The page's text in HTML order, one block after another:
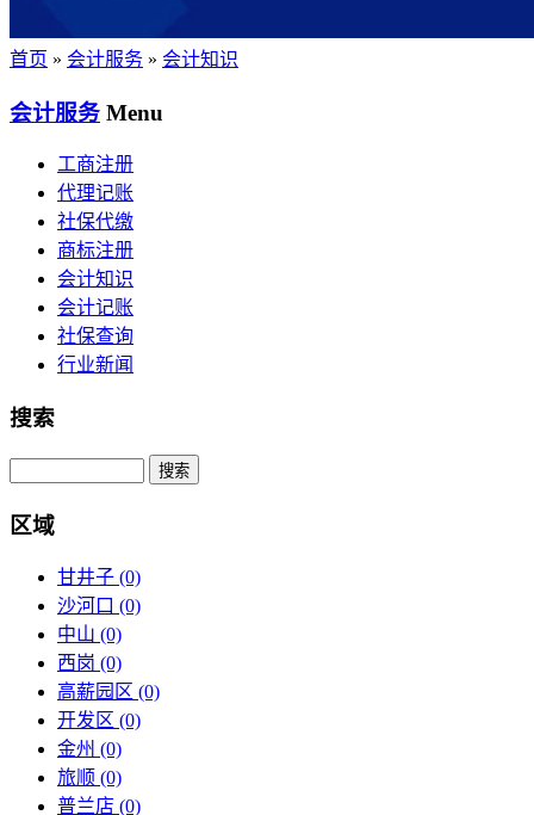
首页 » 会计服务 » 会计知识
会计服务 Menu
工商注册
代理记账
社保代缴
商标注册
会计知识
会计记账
社保查询
行业新闻
搜索
区域
甘井子 (0)
沙河口 (0)
中山 (0)
西岗 (0)
高薪园区 (0)
开发区 (0)
金州 (0)
旅顺 (0)
普兰店 (0)